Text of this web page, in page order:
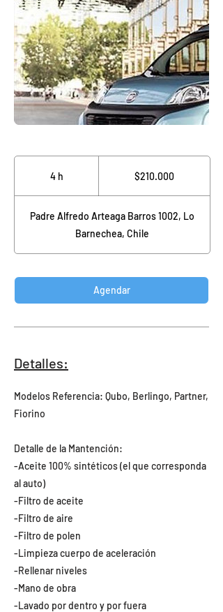
4 h
h
$210.000
Padre Alfredo Arteaga Barros 1002, Lo
Barnechea, Chile
Agendar
Detalles:
Modelos Referencia: Qubo, Berlingo, Partner,
Fiorino
Detalle de la Mantención:
-Aceite 100% sintéticos (el que corresponda
al auto)
-Filtro de aceite
-Filtro de aire
-Filtro de polen
-Limpieza cuerpo de aceleración
-Rellenar niveles
-Mano de obra
-Lavado por dentro y por fuera